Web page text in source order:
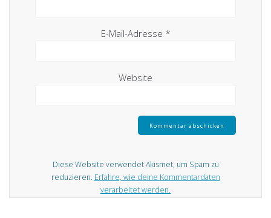
E-Mail-Adresse *
Website
Diese Website verwendet Akismet, um Spam zu
reduzieren. Erfahre, wie deine Kommentardaten
verarbeitet werden.